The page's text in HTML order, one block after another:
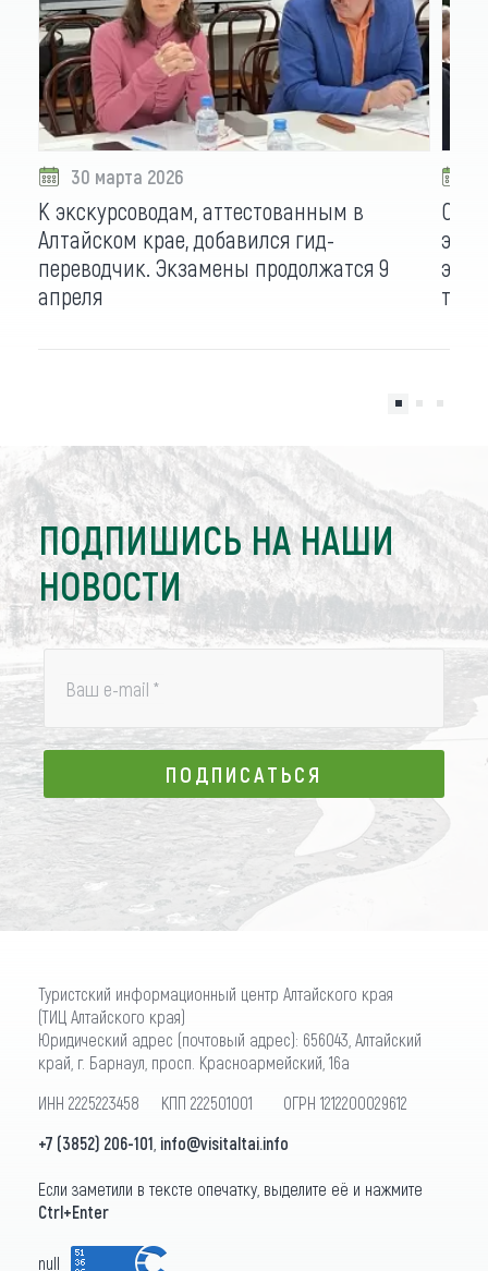
30 марта 2026
К экскурсоводам, аттестованным в
Алтайском крае, добавился гид-
переводчик. Экзамены продолжатся 9
апреля
От
ПОДПИШИСЬ НА НАШИ
НОВОСТИ
Ваш e-mail *
ПОДПИСАТЬСЯ
ПОДПИСАТЬСЯ
Туристский информационный центр Алтайского края
(ТИЦ Алтайского края)
Юридический адрес (почтовый адрес): 656043, Алтайский
край, г. Барнаул, просп. Красноармейский, 16а
ИНН 2225223458 КПП 222501001 ОГРН 1212200029612
+7 (3852) 206-101 info@visitaltai.info
Если заметили в тексте опечатку, выделите её и нажмите
Ctrl+Enter
null